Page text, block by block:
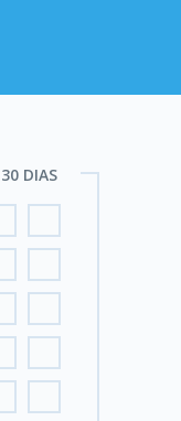
DIAS